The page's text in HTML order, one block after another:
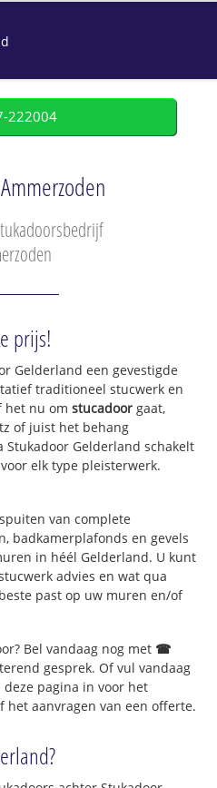
222004
prijs!
Gelderland een gevestigde
traditioneel stucwerk en
het nu omstucadoor gaat,
of juist het behang
Stukadoor Gelderland schakelt
elk type pleisterwerk.
van complete
badkamerplafonds en gevels
in héél Gelderland. U kunt
advies en wat qua
past op uw muren en/of
Bel vandaag nog met ☎
gesprek. Of vul vandaag
pagina in voor het
het aanvragen van een offerte.